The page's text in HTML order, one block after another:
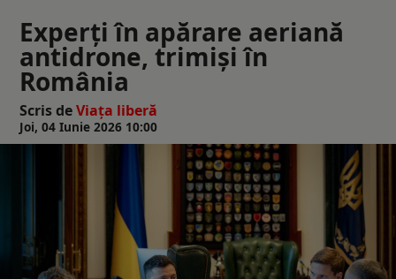
Experți în apărare aeriană
antidrone, trimişi în
România
Scris deViaţa liberă
Joi, 04 Iunie 2026 10:00